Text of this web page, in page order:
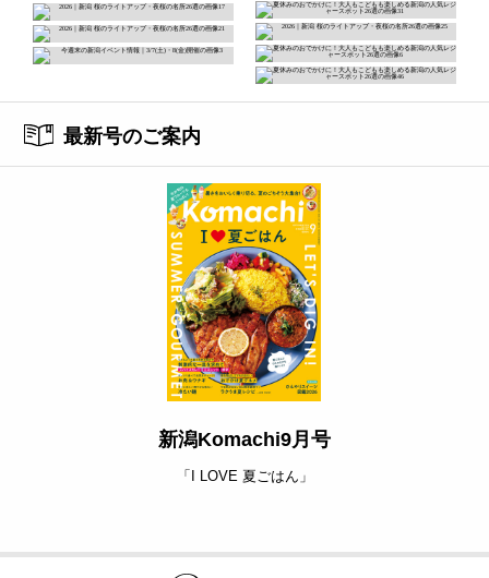
最新号のご案内
新潟Komachi9月号
「I LOVE 夏ごはん」